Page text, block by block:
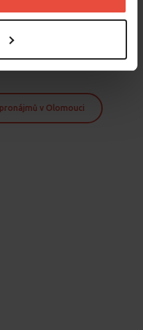
jej zaplavit láskou a cítit se
dne bydlení.
v Olomouci